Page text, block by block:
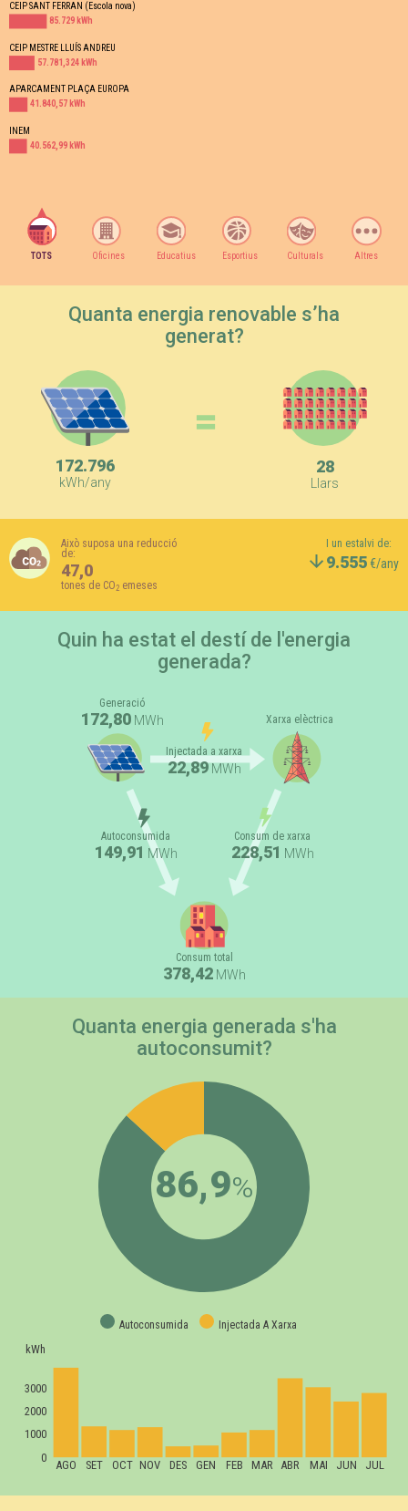
85.729 kWh
57.781,324 kWh
41.840,57 kWh
40.562,99 kWh
CEIP SANT FERRAN (Escola nova)
CEIP MESTRE LLUÍS ANDREU
APARCAMENT PLAÇA EUROPA
INEM
TOTS Oficines Educatius Esportius Culturals Altres
Quanta energia renovable s’ha
generat?
172.796
kWh/any
28
Llars
Això suposa una reducció
de:
47,0
tones de CO2 emeses
I un estalvi de:
9.555€/any
Quin ha estat el destí de l'energia
generada?
Generació
172,80 MWh Xarxa elèctrica
Injectada a xarxa
22,89 MWh
Autoconsumida
149,91 MWh
Consum de xarxa
228,51 MWh
Consum total
378,42 MWh
Quanta energia generada s'ha
autoconsumit?
86,9%
Autoconsumida Injectada A Xarxa
AGO SET OCT NOV DES GEN FEB MAR ABR MAI JUN JUL
0
1000
2000
3000
kWh